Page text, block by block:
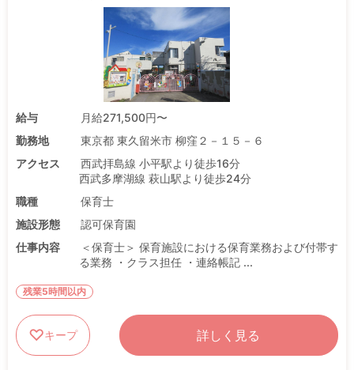
給与
月給271,500円〜
勤務地
東京都 東久留米市 柳窪２－１５－６
アクセス
西武拝島線 小平駅より徒歩16分
西武多摩湖線 萩山駅より徒歩24分
職種
保育士
施設形態
認可保育園
仕事内容
＜保育士＞ 保育施設における保育業務および付帯す
る業務 ・クラス担任 ・連絡帳記 ...
残業5時間以内
キープ 詳しく見る